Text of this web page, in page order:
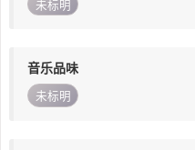
未标明
音乐品味
未标明